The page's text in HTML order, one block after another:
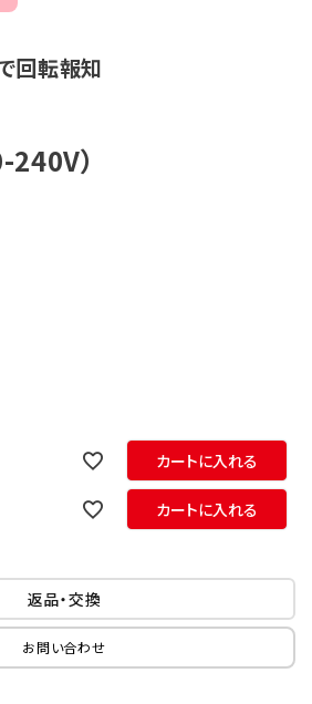
回転報知
）
カートに入れる
カートに入れる
返品・交換
お問い合わせ